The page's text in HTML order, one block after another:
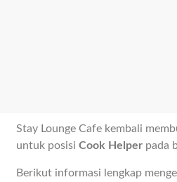
Stay Lounge Cafe kembali
untuk posisiCook Helper pada
Berikut informasi lengkap